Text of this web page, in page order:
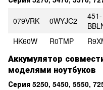
079VRK 0WYJC2
451-
HK60W
R0TMP
Аккумулятор
моделями ноутбуков
Серия 5250, 5450, 5550,